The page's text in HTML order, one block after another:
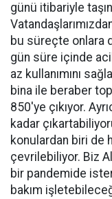
günü itibariyle
bu süreçte onlara
gün süre içinde
az kullanımını
bina ile beraber
850'ye çıkıyor.
kadar
konulardan biri de
çevrilebiliyor. Biz
bir pandemide
bakım